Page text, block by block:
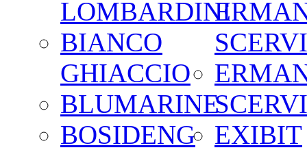
LOMBARDINI
BIANCO
GHIACCIO
BLUMARINE
BOSIDENG
EXIBIT